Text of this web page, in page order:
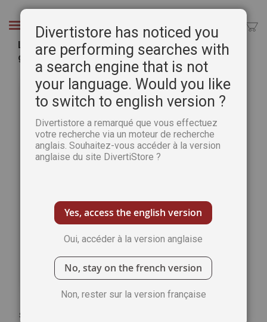
Chercher
La Marche de l'Histoire n°19 - Espionnage,
guerres secrètes
galerie
d’images
Soyez le premier à commenter ce produit
Divertistore has noticed you
are performing searches with
a search engine that is not
your language. Would you like
to switch to english version ?
Divertistore a remarqué que vous effectuez
votre recherche via un moteur de recherche
anglais. Souhaitez-vous accéder à la version
anglaise du site DivertiStore ?
Yes, access the english version
Oui, accéder à la version anglaise
No, stay on the french version
Non, rester sur la version française